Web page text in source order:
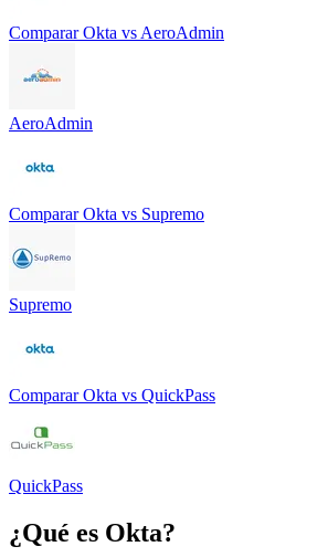
Comparar Okta vs AeroAdmin
AeroAdmin
Comparar Okta vs Supremo
Supremo
Comparar Okta vs QuickPass
QuickPass
¿Qué es Okta?